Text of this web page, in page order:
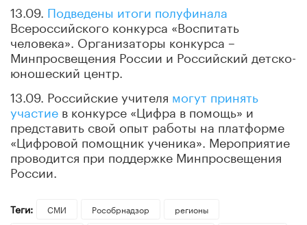
13.09. Подведены итоги полуфинала
Всероссийского конкурса «Воспитать
человека». Организаторы конкурса –
Минпросвещения России и Российский детско-
юношеский центр.
13.09. Российские учителя могут принять
участие в конкурсе «Цифра в помощь» и
представить свой опыт работы на платформе
«Цифровой помощник ученика». Мероприятие
проводится при поддержке Минпросвещения
России.
Теги: СМИ Рособрнадзор
регионы